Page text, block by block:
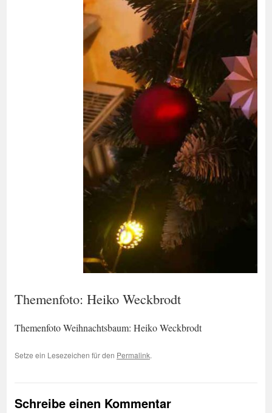
Themenfoto: Heiko Weckbrodt
Themenfoto Weihnachtsbaum: Heiko Weckbrodt
Setze ein Lesezeichen für den Permalink.
Schreibe einen Kommentar